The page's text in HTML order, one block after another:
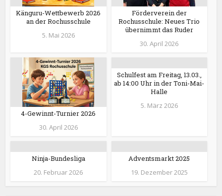
Känguru-Wettbewerb 2026
an der Rochusschule
5. Mai 2026
Förderverein der
Rochusschule: Neues Trio
übernimmt das Ruder
30. April 2026
4-Gewinnt-Turnier 2026
30. April 2026
Schulfest am Freitag, 13.03.,
ab 14:00 Uhr in der Toni-Mai-
Halle
5. März 2026
Ninja-Bundesliga
20. Februar 2026
Adventsmarkt 2025
19. Dezember 2025